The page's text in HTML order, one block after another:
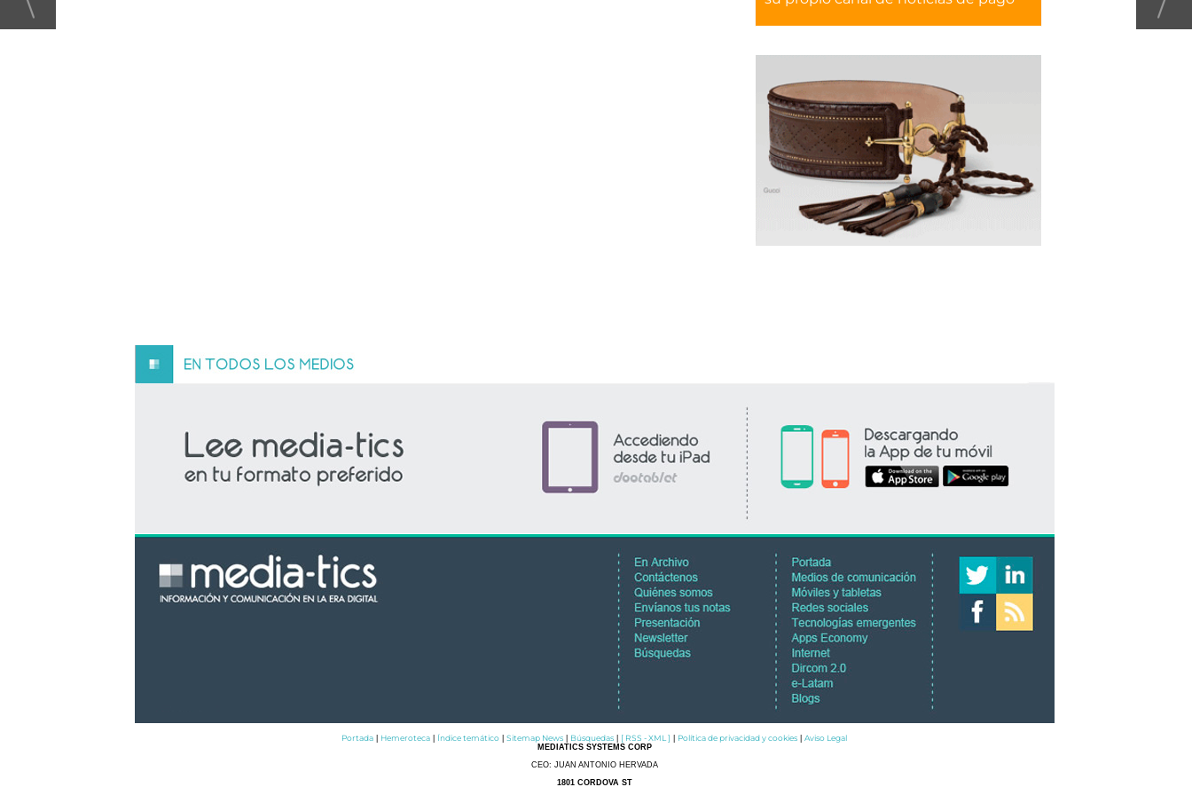
Portada Hemeroteca Índice temático Sitemap News Búsquedas [ RSS - XML ] Política de privacidad y cookies Aviso Legal
MEDIATICS SYSTEMS CORP
CEO: JUAN ANTONIO HERVADA
1801 CORDOVA ST